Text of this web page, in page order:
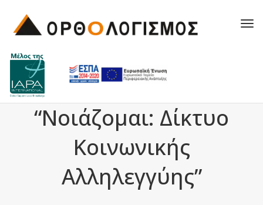
“Νοιάζομαι: Δίκτυο
Κοινωνικής
Αλληλεγγύης”